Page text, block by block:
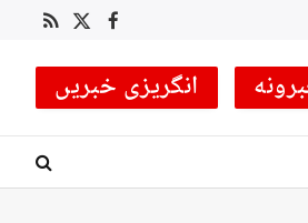
Facebook
X
RSS
انگریزی خبریں